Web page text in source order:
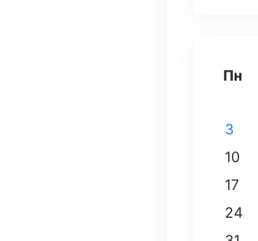
Пн
3
10
17
24